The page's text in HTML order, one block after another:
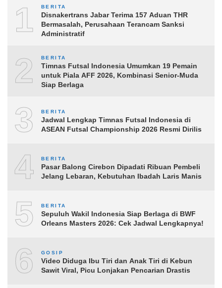
1 BERITA
Disnakertrans Jabar Terima 157 Aduan THR
Bermasalah, Perusahaan Terancam Sanksi
Administratif
2 BERITA
Timnas Futsal Indonesia Umumkan 19 Pemain
untuk Piala AFF 2026, Kombinasi Senior-Muda
Siap Berlaga
3 BERITA
Jadwal Lengkap Timnas Futsal Indonesia di
ASEAN Futsal Championship 2026 Resmi Dirilis
4 BERITA
Pasar Balong Cirebon Dipadati Ribuan Pembeli
Jelang Lebaran, Kebutuhan Ibadah Laris Manis
5 BERITA
Sepuluh Wakil Indonesia Siap Berlaga di BWF
Orleans Masters 2026: Cek Jadwal Lengkapnya!
6 GOSIP
Video Diduga Ibu Tiri dan Anak Tiri di Kebun
Sawit Viral, Picu Lonjakan Pencarian Drastis